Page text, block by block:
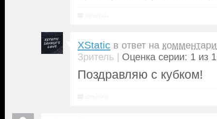
XStatic в ответ на
Зритель | Оценка серии: 1 из
Поздравляю с кубком!